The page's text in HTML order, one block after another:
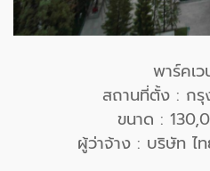
พาร์คเว
สถานที่ตั้ง : กรุ
ขนาด :
ผู้ว่าจ้าง : บริษัท ไ